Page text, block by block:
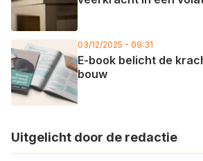
03/12/2025 - 09:31
E-book belicht de
bouw
Uitgelicht door de redactie